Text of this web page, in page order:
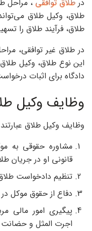
در طلاق توافقی ، مراحل
طلاق، وکیل طلاق
طلاق، فرآیند طلاق را
در طلاق غیر توافقی،
این نوع طلاق، وکیل
دادگاه برای اثبات
وظایف وکیل
وظایف وکیل طلاق عبارتند
مشاوره حقوقی به
قانونی او در جریان
تنظیم دادخواست
دفاع از حقوق موکل در
پیگیری امور مالی
اجرت المثل و حضانت